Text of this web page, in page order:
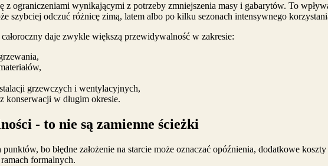
z ograniczeniami wynikającymi z potrzeby zmniejszenia masy i gabarytów. To
szybciej odczuć różnicę zimą, latem albo po kilku sezonach intensywnego
daje zwykle większą przewidywalność w zakresie:
grzewczych i wentylacyjnych,
konserwacji w długim okresie.
- to nie są zamienne ścieżki
bo błędne założenie na starcie może oznaczać opóźnienia, dodatkowe
formalnych.